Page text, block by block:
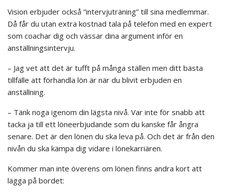
Vision erbjuder också ”intervjuträning” till sina medlemmar.
Då får du utan extra kostnad tala på telefon med en expert
som coachar dig och vässar dina argument inför en
anställningsintervju.
– Jag vet att det är tufft på många ställen men ditt bästa
tillfälle att förhandla lön är när du blivit erbjuden en
anställning.
– Tänk noga igenom din lägsta nivå. Var inte för snabb att
tacka ja till ett löneerbjudande som du kanske får ångra
senare. Det är den lönen du ska leva på. Och det är från den
nivån du ska kämpa dig vidare i lönekarriären.
Kommer man inte överens om lönen finns andra kort att
lägga på bordet: